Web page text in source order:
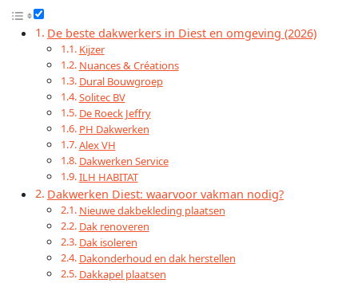
De beste dakwerkers in Diest en omgeving (2026)
Kijzer
Nuances & Créations
Dural Bouwgroep
Solitec BV
De Roeck Jeffry
PH Dakwerken
Alex VH
Dakwerken Service
ILH HABITAT
Dakwerken Diest: waarvoor vakman nodig?
Nieuwe dakbekleding plaatsen
Dak renoveren
Dak isoleren
Dakonderhoud en dak herstellen
Dakkapel plaatsen